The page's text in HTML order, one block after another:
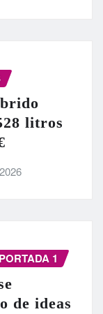
litros
PORTADA 1
de ideas